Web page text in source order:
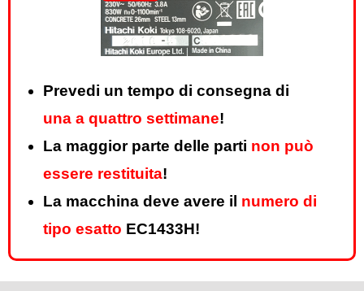
Prevedi un tempo di consegna di
una a quattro settimane!
La maggior parte delle parti non può
essere restituita!
La macchina deve avere il numero di
tipo esatto EC1433H!